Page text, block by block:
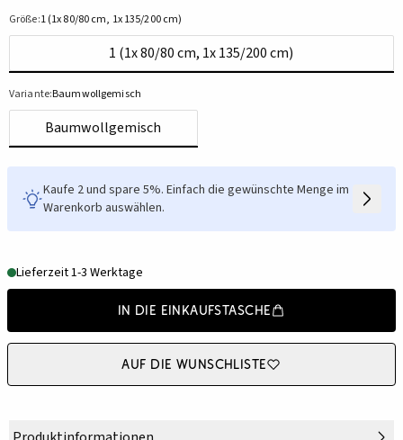
Größe:1 (1x 80/80 cm, 1x 135/200 cm)
1 (1x 80/80 cm, 1x 135/200 cm)
Variante:Baumwollgemisch
Baumwollgemisch
Kaufe 2 und spare 5%. Einfach die gewünschte Menge im
Warenkorb auswählen.
Lieferzeit 1-3 Werktage
In die Einkaufstasche
Auf die Wunschliste